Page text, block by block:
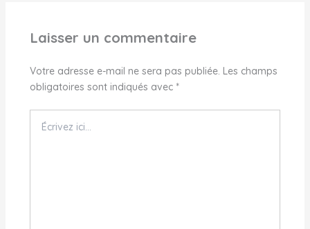
Laisser un commentaire
Votre adresse e-mail ne sera pas publiée. Les champs
obligatoires sont indiqués avec *
ici…